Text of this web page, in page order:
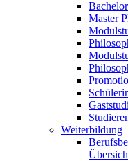
Master
Weiterbildung